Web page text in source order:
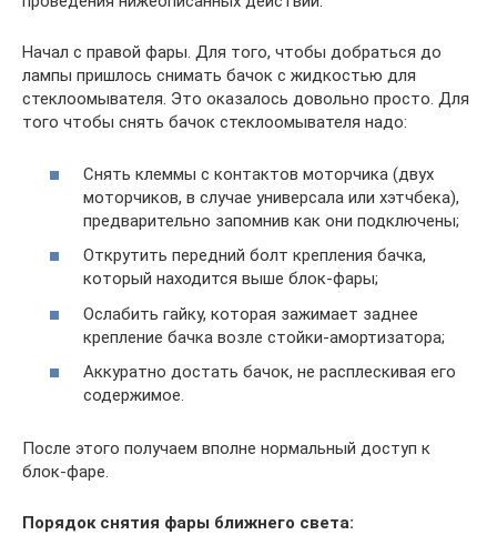
Начал с правой фары. Для того, чтобы добраться до
лампы пришлось снимать бачок с жидкостью для
стеклоомывателя. Это оказалось довольно просто. Для
того чтобы снять бачок стеклоомывателя надо:
Снять клеммы с контактов моторчика (двух
моторчиков, в случае универсала или хэтчбека),
предварительно запомнив как они подключены;
Открутить передний болт крепления бачка,
который находится выше блок-фары;
Ослабить гайку, которая зажимает заднее
крепление бачка возле стойки-амортизатора;
Аккуратно достать бачок, не расплескивая его
содержимое.
После этого получаем вполне нормальный доступ к
блок-фаре.
Порядок снятия фары ближнего света: